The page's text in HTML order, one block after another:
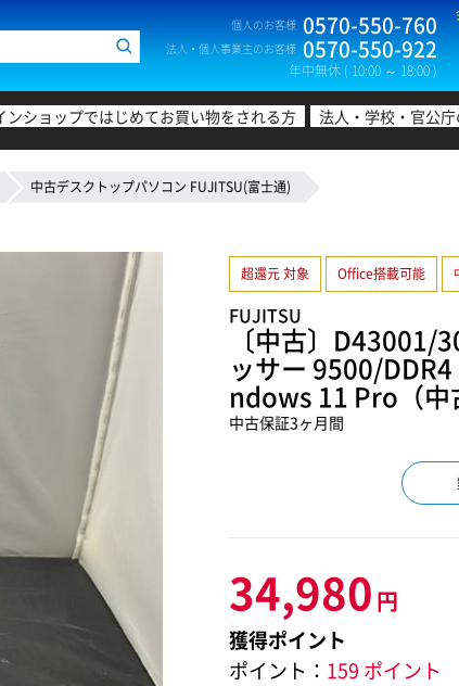
個人のお客様 0570-550-760
法人・個人事業主のお客様 0570-550-922
年中無休 ( 10:00 ～ 18:00 )
ンショップではじめてお買い物をされる方 法人・学校・官公
中古デスクトップパソコン FUJITSU(富士通)
超還元 対象 Office搭載可能
FUJITSU
〔中古〕
ッサー 9500/
ndows 11 Pro（中
中古保証3ヶ月間
34,980 円
獲得ポイント
ポイント： 159 ポイント